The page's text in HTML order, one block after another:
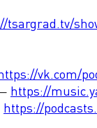
tsargrad.tv/
vk.com/
https://
https://